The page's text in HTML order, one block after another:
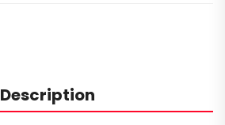
Description